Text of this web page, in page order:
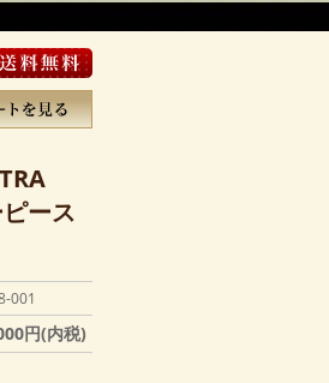
ース
001
円(内税)